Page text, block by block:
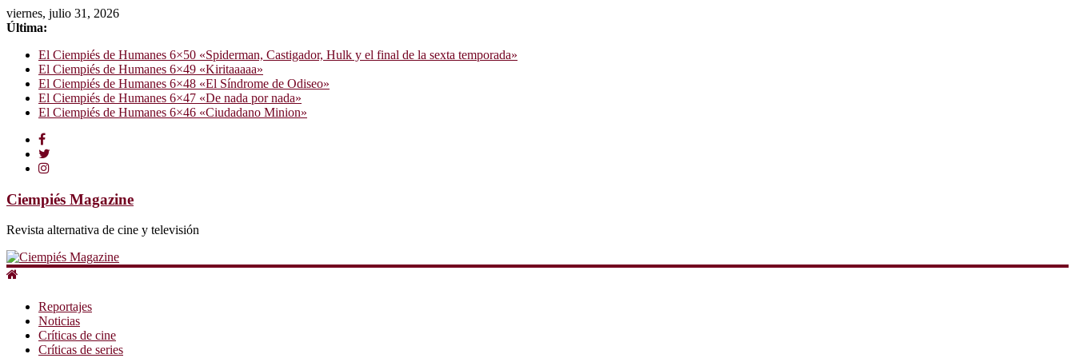
viernes, julio 31, 2026
Última:
El Ciempiés de Humanes 6×50 «Spiderman, Castigador, Hulk y el final de la sexta temporada»
El Ciempiés de Humanes 6×49 «Kiritaaaaa»
El Ciempiés de Humanes 6×48 «El Síndrome de Odiseo»
El Ciempiés de Humanes 6×47 «De nada por nada»
El Ciempiés de Humanes 6×46 «Ciudadano Minion»
Ciempiés Magazine
Revista alternativa de cine y televisión
Reportajes
Noticias
Críticas de cine
Críticas de series